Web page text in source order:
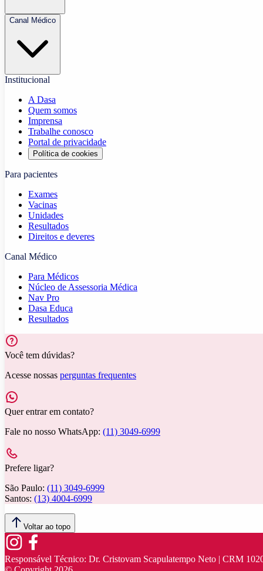
Canal Médico
Institucional
A Dasa
Quem somos
Imprensa
Trabalhe conosco
Portal de privacidade
Política de cookies
Para pacientes
Exames
Vacinas
Unidades
Resultados
Direitos e deveres
Canal Médico
Para Médicos
Núcleo de Assessoria Médica
Nav Pro
Dasa Educa
Resultados
Você tem dúvidas?
Acesse nossas perguntas frequentes
Quer entrar em contato?
Fale no nosso WhatsApp: (11) 3049-6999
Prefere ligar?
São Paulo: (11) 3049-6999
Santos: (13) 4004-6999
Voltar ao topo
Responsável Técnico: Dr. Cristovam Scapulatempo Neto | CRM